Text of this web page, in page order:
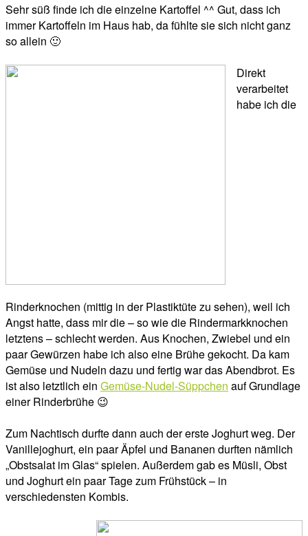
Sehr süß finde ich die einzelne Kartoffel ^^ Gut, dass ich
immer Kartoffeln im Haus hab, da fühlte sie sich nicht ganz
so allein 🙂
Direkt
verarbeitet
habe ich die
Rinderknochen (mittig in der Plastiktüte zu sehen), weil ich
Angst hatte, dass mir die – so wie die Rindermarkknochen
letztens – schlecht werden. Aus Knochen, Zwiebel und ein
paar Gewürzen habe ich also eine Brühe gekocht. Da kam
Gemüse und Nudeln dazu und fertig war das Abendbrot. Es
ist also letztlich ein Gemüse-Nudel-Süppchen auf Grundlage
einer Rinderbrühe 😉
Zum Nachtisch durfte dann auch der erste Joghurt weg. Der
Vanillejoghurt, ein paar Äpfel und Bananen durften nämlich
„Obstsalat im Glas“ spielen. Außerdem gab es Müsli, Obst
und Joghurt ein paar Tage zum Frühstück – in
verschiedensten Kombis.